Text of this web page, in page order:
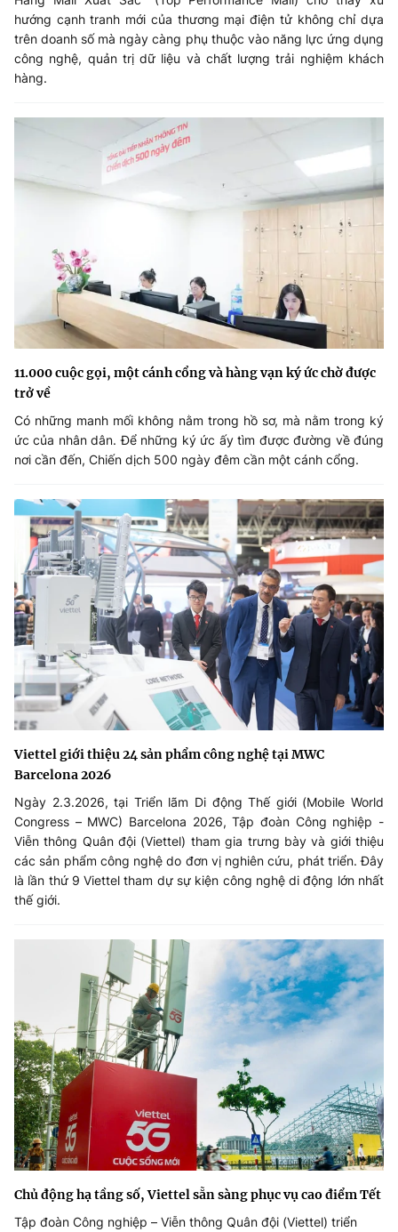
hướng cạnh tranh mới của thương mại điện tử không chỉ dựa
trên doanh số mà ngày càng phụ thuộc vào năng lực ứng dụng
công nghệ, quản trị dữ liệu và chất lượng trải nghiệm khách
hàng.
11.000 cuộc gọi, một cánh cổng và hàng vạn ký ức chờ được
trở về
Có những manh mối không nằm trong hồ sơ, mà nằm trong ký
ức của nhân dân. Để những ký ức ấy tìm được đường về đúng
nơi cần đến, Chiến dịch 500 ngày đêm cần một cánh cổng.
Viettel giới thiệu 24 sản phẩm công nghệ tại MWC
Barcelona 2026
Ngày 2.3.2026, tại Triển lãm Di động Thế giới (Mobile World
Congress – MWC) Barcelona 2026, Tập đoàn Công nghiệp -
Viễn thông Quân đội (Viettel) tham gia trưng bày và giới thiệu
các sản phẩm công nghệ do đơn vị nghiên cứu, phát triển. Đây
là lần thứ 9 Viettel tham dự sự kiện công nghệ di động lớn nhất
thế giới.
Chủ động hạ tầng số, Viettel sẵn sàng phục vụ cao điểm Tết
Tập đoàn Công nghiệp – Viễn thông Quân đội (Viettel) triển